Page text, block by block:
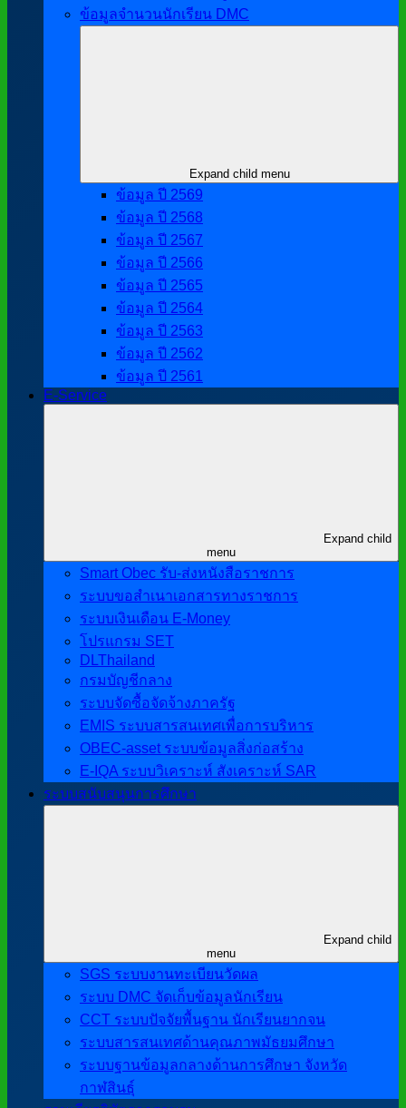
ข้อมูลจำนวนนักเรียน DMC
Expand child menu
ข้อมูล ปี 2569
ข้อมูล ปี 2568
ข้อมูล ปี 2567
ข้อมูล ปี 2566
ข้อมูล ปี 2565
ข้อมูล ปี 2564
ข้อมูล ปี 2563
ข้อมูล ปี 2562
ข้อมูล ปี 2561
E-Service
Expand child
menu
Smart Obec รับ-ส่งหนังสือราชการ
ระบบขอสำเนาเอกสารทางราชการ
ระบบเงินเดือน E-Money
โปรแกรม SET
DLThailand
กรมบัญชีกลาง
ระบบจัดซื้อจัดจ้างภาครัฐ
EMIS ระบบสารสนเทศเพื่อการบริหาร
OBEC-asset ระบบข้อมูลสิ่งก่อสร้าง
E-IQA ระบบวิเคราะห์ สังเคราะห์ SAR
ระบบสนับสนุนการศึกษา
Expand child
menu
SGS ระบบงานทะเบียนวัดผล
ระบบ DMC จัดเก็บข้อมูลนักเรียน
CCT ระบบปัจจัยพื้นฐาน นักเรียนยากจน
ระบบสารสนเทศด้านคุณภาพมัธยมศึกษา
ระบบฐานข้อมูลกลางด้านการศึกษา จังหวัด
กาฬสินธุ์